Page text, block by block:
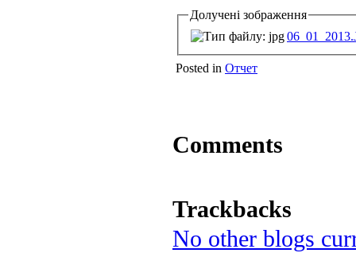
Долучені зображення
Posted in Отчет
Comments
Trackbacks
No other blogs